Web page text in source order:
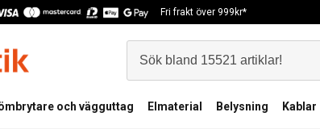
Fri frakt över 999kr*
och vägguttag Elmaterial Belysning Kablar